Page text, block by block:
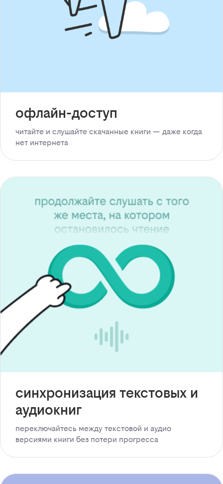
офлайн-доступ
читайте и слушайте скачанные книги — даже когда
нет интернета
синхронизация текстовых и
аудиокниг
переключайтесь между текстовой и аудио
версиями книги без потери прогресса